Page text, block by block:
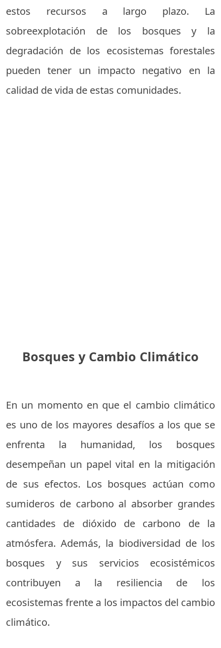
estos recursos a largo plazo. La
sobreexplotación de los bosques y la
degradación de los ecosistemas forestales
pueden tener un impacto negativo en la
calidad de vida de estas comunidades.
Bosques y Cambio Climático
En un momento en que el cambio climático
es uno de los mayores desafíos a los que se
enfrenta la humanidad, los bosques
desempeñan un papel vital en la mitigación
de sus efectos. Los bosques actúan como
sumideros de carbono al absorber grandes
cantidades de dióxido de carbono de la
atmósfera. Además, la biodiversidad de los
bosques y sus servicios ecosistémicos
contribuyen a la resiliencia de los
ecosistemas frente a los impactos del cambio
climático.